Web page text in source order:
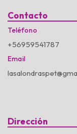
Contacto
Teléfono
+56959541787
Email
Dirección